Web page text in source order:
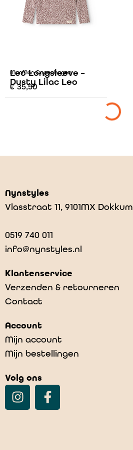
MarMar Copenhagen
Leo Longsleeve –
Dusty Lilac Leo
€35,50
Nynstyles
Vlasstraat 11, 9101MX Dokkum
0519 740 011
info@nynstyles.nl
Klantenservice
Verzenden & retourneren
Contact
Account
Mijn account
Mijn bestellingen
Volg ons